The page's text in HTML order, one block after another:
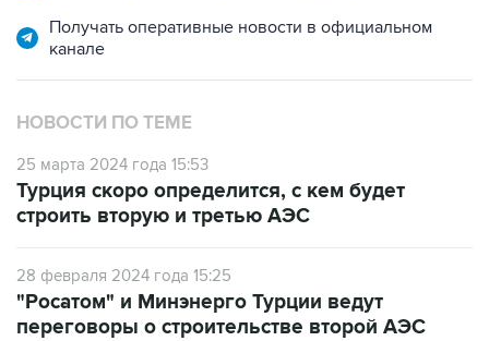
Получать оперативные новости в официальном
канале
НОВОСТИ ПО ТЕМЕ
25 марта 2024 года 15:53
Турция скоро определится, с кем будет
строить вторую и третью АЭС
28 февраля 2024 года 15:25
"Росатом" и Минэнерго Турции ведут
переговоры о строительстве второй АЭС